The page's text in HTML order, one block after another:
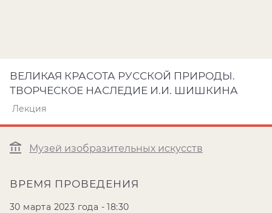
ВЕЛИКАЯ КРАСОТА РУССКОЙ ПРИРОДЫ.
ТВОРЧЕСКОЕ НАСЛЕДИЕ И.И. ШИШКИНА
Лекция
Музей изобразительных искусств
ВРЕМЯ ПРОВЕДЕНИЯ
30 марта 2023 года - 18:30